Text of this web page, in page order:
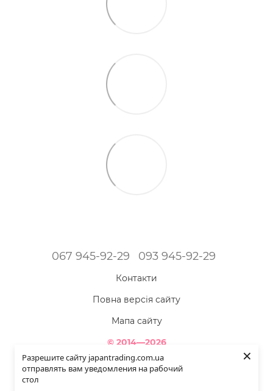
Разрешите сайту japantrading.com.ua
отправлять вам уведомления на рабочий
стол
×
067 945-92-29 093 945-92-29
Контакти
Повна версія сайту
Мапа сайту
© 2014—2026
Інтернет-магазин товарів з Японії - Japan Trading!
Наша краса яскравіша - коли ми повністю здорові!